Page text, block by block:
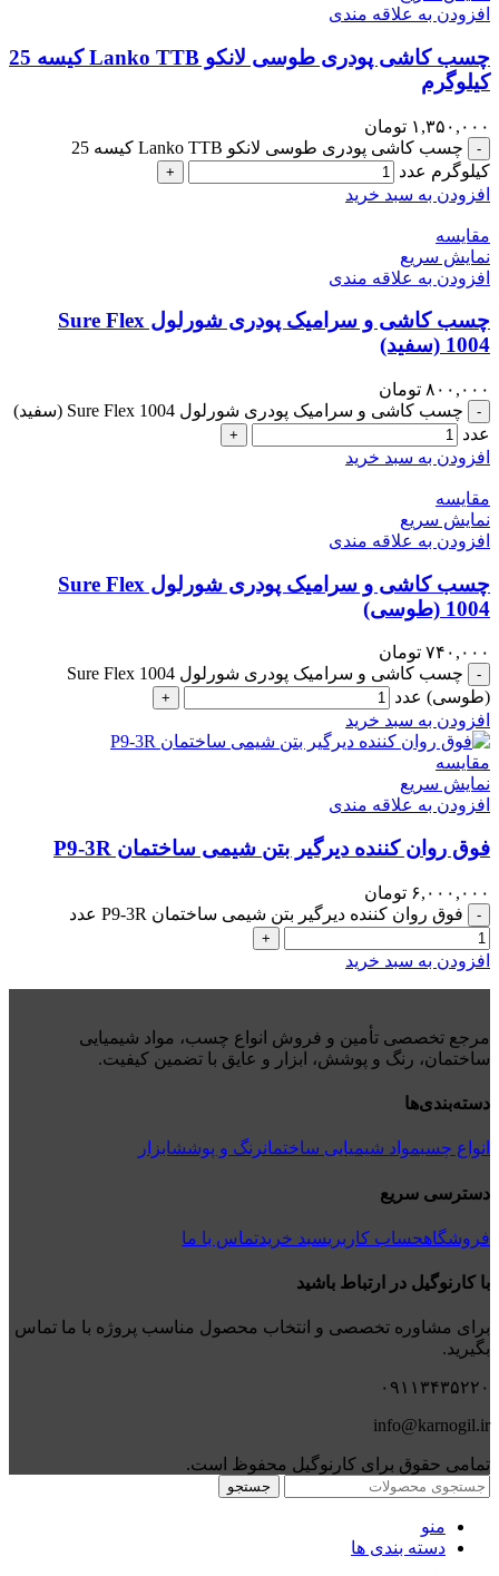
افزودن به علاقه مندی
چسب کاشی پودری طوسی لانکو Lanko TTB کیسه 25
کیلوگرم
۱,۳۵۰,۰۰۰ تومان
-
چسب کاشی پودری طوسی لانکو Lanko TTB کیسه 25
کیلوگرم عدد
+
افزودن به سبد خرید
مقايسه
نمایش سریع
افزودن به علاقه مندی
چسب کاشی و سرامیک پودری شورلول Sure Flex
1004 (سفید)
۸۰۰,۰۰۰ تومان
-
چسب کاشی و سرامیک پودری شورلول Sure Flex 1004 (سفید)
عدد
+
افزودن به سبد خرید
مقايسه
نمایش سریع
افزودن به علاقه مندی
چسب کاشی و سرامیک پودری شورلول Sure Flex
1004 (طوسی)
۷۴۰,۰۰۰ تومان
-
چسب کاشی و سرامیک پودری شورلول Sure Flex 1004
(طوسی) عدد
+
افزودن به سبد خرید
مقايسه
نمایش سریع
افزودن به علاقه مندی
فوق روان کننده دیرگیر بتن شیمی ساختمان P9-3R
۶,۰۰۰,۰۰۰ تومان
- فوق روان کننده دیرگیر بتن شیمی ساختمان P9-3R عدد
+
افزودن به سبد خرید
مرجع تخصصی تأمین و فروش انواع چسب، مواد شیمیایی
ساختمان، رنگ و پوشش، ابزار و عایق با تضمین کیفیت.
دسته‌بندی‌ها
انواع چسبمواد شیمیایی ساختمانرنگ و پوششابزار
دسترسی سریع
فروشگاهحساب کاربریسبد خریدتماس با ما
با کارنوگیل در ارتباط باشید
برای مشاوره تخصصی و انتخاب محصول مناسب پروژه با ما تماس
بگیرید.
۰۹۱۱۳۴۳۵۲۲۰
info@karnogil.ir
تمامی حقوق برای کارنوگیل محفوظ است.
جستجو
منو
دسته بندی ها